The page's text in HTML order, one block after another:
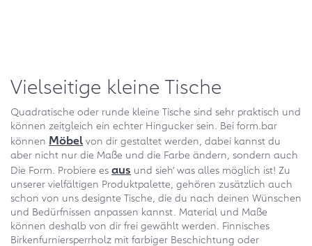
Vielseitige kleine Tische
Quadratische oder runde kleine Tische sind sehr praktisch und
können zeitgleich ein echter Hingucker sein. Bei form.bar
können Möbel von dir gestaltet werden, dabei kannst du
aber nicht nur die Maße und die Farbe ändern, sondern auch
Die Form. Probiere es aus und sieh‘ was alles möglich ist! Zu
unserer vielfältigen Produktpalette, gehören zusätzlich auch
schon von uns designte Tische, die du nach deinen Wünschen
und Bedürfnissen anpassen kannst. Material und Maße
können deshalb von dir frei gewählt werden. Finnisches
Birkenfurniersperrholz mit farbiger Beschichtung oder